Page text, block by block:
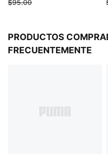
$95.00
PRODUCTOS
FRECUENTEMENTE